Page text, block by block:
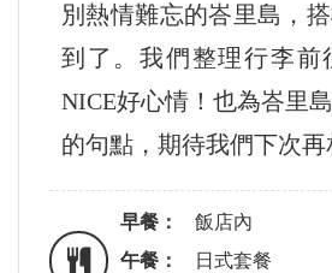
別熱情難忘的峇里島，
到了。我們整理行李前
NICE好心情！也為峇里
的句點，期待我們下次再
早餐：
飯店內
午餐：
日式套餐